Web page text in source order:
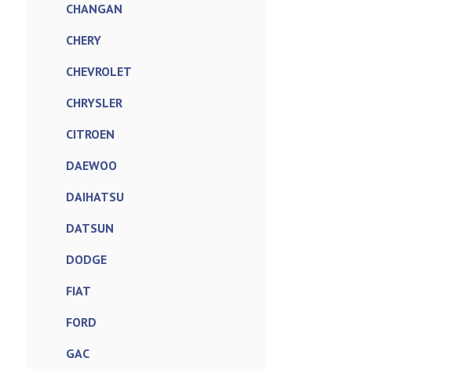
CHANGAN
CHERY
CHEVROLET
CHRYSLER
CITROEN
DAEWOO
DAIHATSU
DATSUN
DODGE
FIAT
FORD
GAC